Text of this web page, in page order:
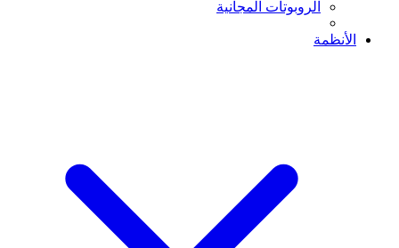
الروبوتات المجانية
الأنظمة